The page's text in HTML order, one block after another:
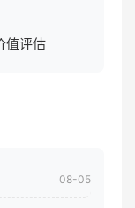
值评估
08-05